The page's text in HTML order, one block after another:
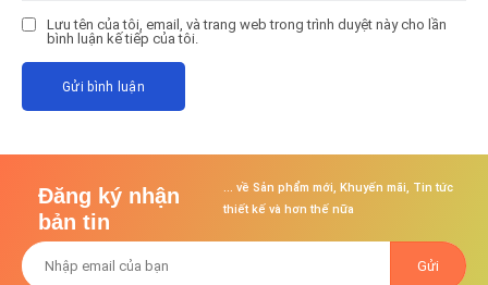
Lưu tên của tôi, email, và trang web trong trình duyệt này cho lần
bình luận kế tiếp của tôi.
Đăng ký nhận
bản tin
... về Sản phẩm mới, Khuyến mãi, Tin tức
thiết kế và hơn thế nữa